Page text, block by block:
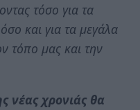
τόσο για τα
και για τα μεγάλα
τόπο μας και την
νέας χρονιάς θα